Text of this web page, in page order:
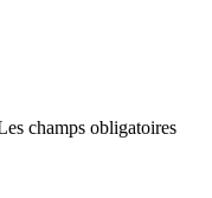
champs obligatoires